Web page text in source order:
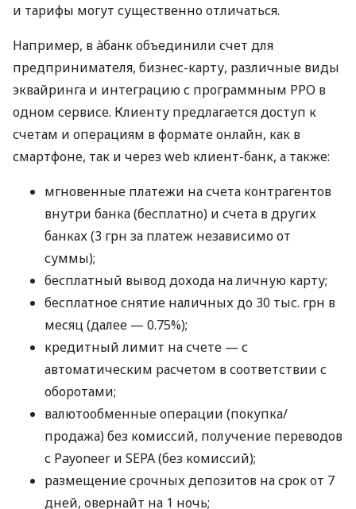
и тарифы могут существенно отличаться.
Например, в àбанк объединили счет для
предпринимателя, бизнес-карту, различные виды
эквайринга и интеграцию с программным РРО в
одном сервисе. Клиенту предлагается доступ к
счетам и операциям в формате онлайн, как в
смартфоне, так и через web клиент-банк, а также:
мгновенные платежи на счета контрагентов
внутри банка (бесплатно) и счета в других
банках (3 грн за платеж независимо от
суммы);
бесплатный вывод дохода на личную карту;
бесплатное снятие наличных до 30 тыс. грн в
месяц (далее — 0.75%);
кредитный лимит на счете — с
автоматическим расчетом в соответствии с
оборотами;
валютообменные операции (покупка/
продажа) без комиссий, получение переводов
с Payoneer и SEPA (без комиссий);
размещение срочных депозитов на срок от 7
дней, овернайт на 1 ночь;